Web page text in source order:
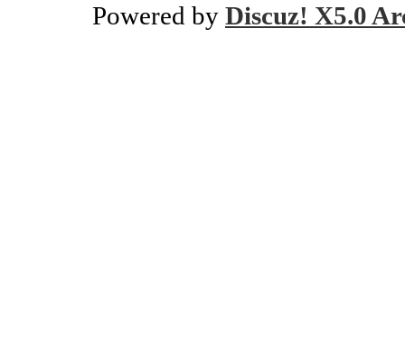
Powered by Discuz! X5.0